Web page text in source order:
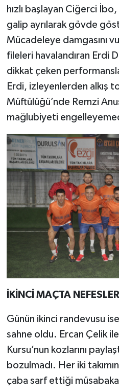
hızlı başlayan Ciğerci
galip ayrılarak gövde
Mücadeleye damgasını
fileleri havalandıran Erdi
dikkat çeken
Erdi, izleyenlerden alkış
Müftülüğü’nde Remzi
mağlubiyeti
İKİNCİ MAÇTA
Günün ikinci randevusu
sahne oldu. Ercan Çelik
Kursu’nun kozlarını
bozulmadı. Her iki
çaba sarf ettiği